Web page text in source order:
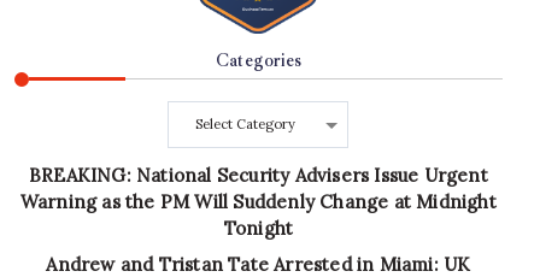
Categories
Categories
BREAKING: National Security Advisers Issue Urgent
Warning as the PM Will Suddenly Change at Midnight
Tonight
Andrew and Tristan Tate Arrested in Miami: UK